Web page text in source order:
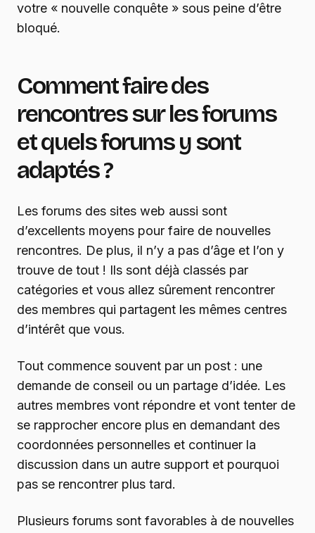
votre « nouvelle conquête » sous peine d’être
bloqué.
Comment faire des
rencontres sur les forums
et quels forums y sont
adaptés ?
Les forums des sites web aussi sont
d’excellents moyens pour faire de nouvelles
rencontres. De plus, il n’y a pas d’âge et l’on y
trouve de tout ! Ils sont déjà classés par
catégories et vous allez sûrement rencontrer
des membres qui partagent les mêmes centres
d’intérêt que vous.
Tout commence souvent par un post : une
demande de conseil ou un partage d’idée. Les
autres membres vont répondre et vont tenter de
se rapprocher encore plus en demandant des
coordonnées personnelles et continuer la
discussion dans un autre support et pourquoi
pas se rencontrer plus tard.
Plusieurs forums sont favorables à de nouvelles